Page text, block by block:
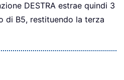
DESTRA estrae quindi 3
di B5, restituendo la terza